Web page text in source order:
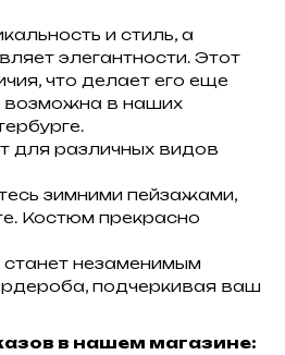
и стиль, а
элегантности. Этот
что делает его еще
возможна в наших
для различных видов
зимними пейзажами,
Костюм прекрасно
незаменимым
подчеркивая ваш
в нашем магазине: